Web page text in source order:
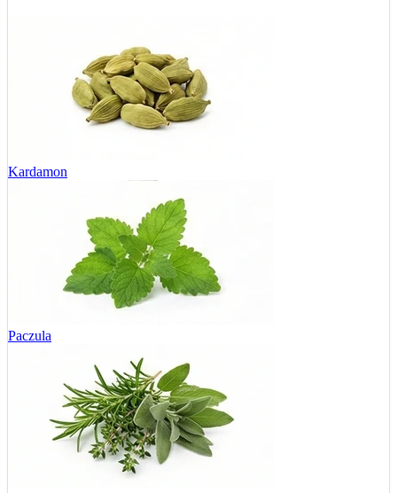
Kardamon
Paczula